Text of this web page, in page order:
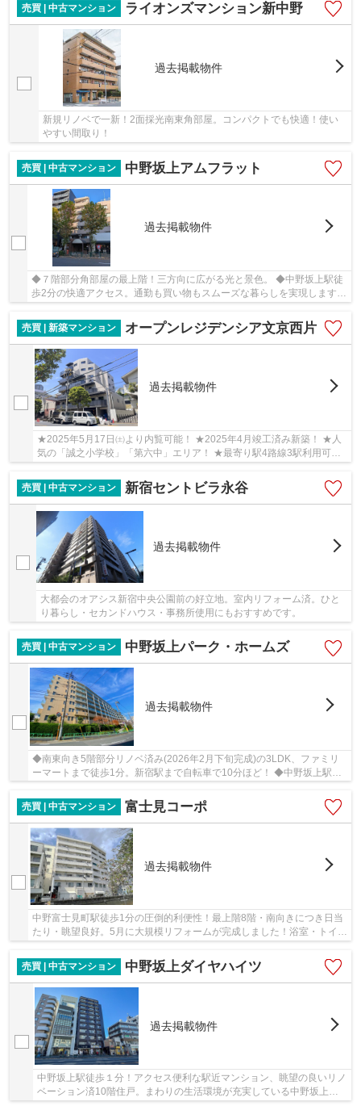
売買 | 中古マンション
ライオンズマンション新中野
過去掲載物件
新規リノベで一新！2面採光南東角部屋。コンパクトでも快適！使い
やすい間取り！
売買 | 中古マンション 中野坂上アムフラット
過去掲載物件
◆７階部分角部屋の最上階！三方向に広がる光と景色。 ◆中野坂上駅徒
歩2分の快適アクセス。通勤も買い物もスムーズな暮らしを実現します。
売買 | 新築マンション
オープンレジデンシア文京西片
過去掲載物件
★2025年5月17日㈯より内覧可能！ ★2025年4月竣工済み新築！ ★人
気の「誠之小学校」「第六中」エリア！ ★最寄り駅4路線3駅利用可で
便利です！
売買 | 中古マンション
新宿セントビラ永谷
過去掲載物件
大都会のオアシス新宿中央公園前の好立地。室内リフォーム済。ひと
り暮らし・セカンドハウス・事務所使用にもおすすめです。
売買 | 中古マンション 中野坂上パーク・ホームズ
過去掲載物件
◆南東向き5階部分リノベ済み(2026年2月下旬完成)の3LDK、ファミリ
ーマートまで徒歩1分。新宿駅まで自転車で10分ほど！ ◆中野坂上駅・
売買 | 中古マンション
富士見コーポ
過去掲載物件
中野富士見町駅徒歩1分の圧倒的利便性！最上階8階・南向きにつき日当
たり・眺望良好。5月に大規模リフォームが完成しました！浴室・トイ
売買 | 中古マンション
中野坂上ダイヤハイツ
過去掲載物件
中野坂上駅徒歩１分！アクセス便利な駅近マンション、眺望の良いリノ
ベーション済10階住戸。まわりの生活環境が充実している中野坂上エ